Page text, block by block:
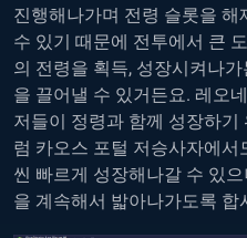
진행해나가며 전령 슬롯을
수 있기 때문에 전투에서 큰
의 전령을 획득, 성장시켜나
을 끌어낼 수 있거든요. 레오
저들이 정령과 함께 성장하
럼 카오스 포털 저승사자에
씬 빠르게 성장해나갈 수 있
을 계속해서 밟아나가도록 합